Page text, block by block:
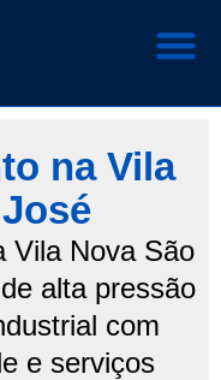
na Vila
Vila Nova São
alta pressão
com
e serviços